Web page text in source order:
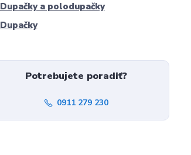
Dupačky a polodupačky
Dupačky
Potrebujete poradiť?
0911 279 230